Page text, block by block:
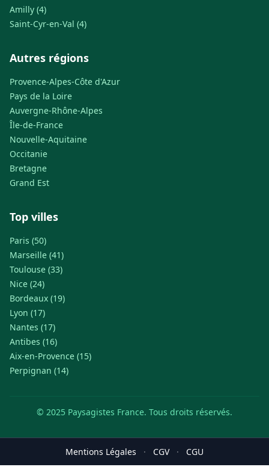
Amilly (4)
Saint-Cyr-en-Val (4)
Autres régions
Provence-Alpes-Côte d'Azur
Pays de la Loire
Auvergne-Rhône-Alpes
Île-de-France
Nouvelle-Aquitaine
Occitanie
Bretagne
Grand Est
Top villes
Paris (50)
Marseille (41)
Toulouse (33)
Nice (24)
Bordeaux (19)
Lyon (17)
Nantes (17)
Antibes (16)
Aix-en-Provence (15)
Perpignan (14)
© 2025 Paysagistes France. Tous droits réservés.
Mentions Légales · CGV · CGU